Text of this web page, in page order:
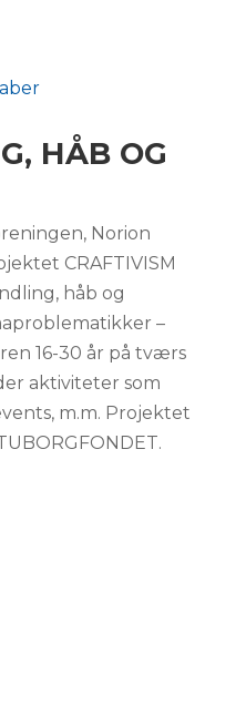
HÅB OG
Norion
CRAFTIVISM
håb og
–
16-30 år på tværs
aktiviteter som
m.m. Projektet